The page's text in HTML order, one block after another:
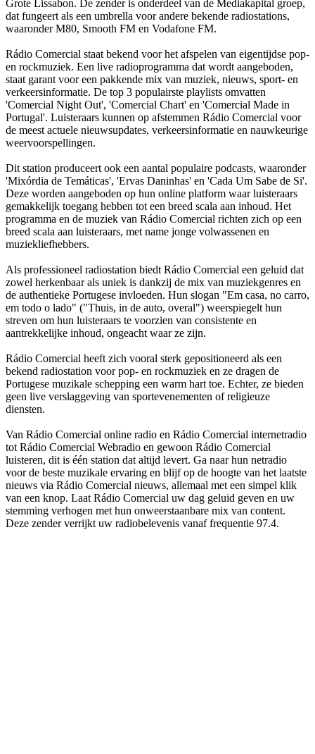
Grote Lissabon. De zender is onderdeel van de Mediakapital groep,
dat fungeert als een umbrella voor andere bekende radiostations,
waaronder M80, Smooth FM en Vodafone FM.
Rádio Comercial staat bekend voor het afspelen van eigentijdse pop-
en rockmuziek. Een live radioprogramma dat wordt aangeboden,
staat garant voor een pakkende mix van muziek, nieuws, sport- en
verkeersinformatie. De top 3 populairste playlists omvatten
'Comercial Night Out', 'Comercial Chart' en 'Comercial Made in
Portugal'. Luisteraars kunnen op afstemmen Rádio Comercial voor
de meest actuele nieuwsupdates, verkeersinformatie en nauwkeurige
weervoorspellingen.
Dit station produceert ook een aantal populaire podcasts, waaronder
'Mixórdia de Temáticas', 'Ervas Daninhas' en 'Cada Um Sabe de Si'.
Deze worden aangeboden op hun online platform waar luisteraars
gemakkelijk toegang hebben tot een breed scala aan inhoud. Het
programma en de muziek van Rádio Comercial richten zich op een
breed scala aan luisteraars, met name jonge volwassenen en
muziekliefhebbers.
Als professioneel radiostation biedt Rádio Comercial een geluid dat
zowel herkenbaar als uniek is dankzij de mix van muziekgenres en
de authentieke Portugese invloeden. Hun slogan "Em casa, no carro,
em todo o lado" ("Thuis, in de auto, overal") weerspiegelt hun
streven om hun luisteraars te voorzien van consistente en
aantrekkelijke inhoud, ongeacht waar ze zijn.
Rádio Comercial heeft zich vooral sterk gepositioneerd als een
bekend radiostation voor pop- en rockmuziek en ze dragen de
Portugese muzikale schepping een warm hart toe. Echter, ze bieden
geen live verslaggeving van sportevenementen of religieuze
diensten.
Van Rádio Comercial online radio en Rádio Comercial internetradio
tot Rádio Comercial Webradio en gewoon Rádio Comercial
luisteren, dit is één station dat altijd levert. Ga naar hun netradio
voor de beste muzikale ervaring en blijf op de hoogte van het laatste
nieuws via Rádio Comercial nieuws, allemaal met een simpel klik
van een knop. Laat Rádio Comercial uw dag geluid geven en uw
stemming verhogen met hun onweerstaanbare mix van content.
Deze zender verrijkt uw radiobelevenis vanaf frequentie 97.4.